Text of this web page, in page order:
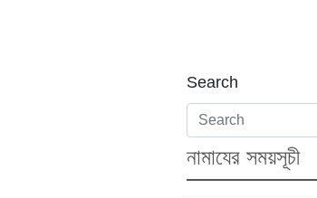
Search
নামাযের সময়সূচী